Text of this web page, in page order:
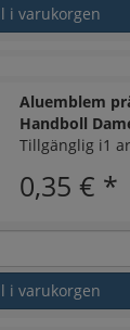
i varukorgen
Aluemblem
Handboll
Tillgänglig i1
0,35 € *
i varukorgen